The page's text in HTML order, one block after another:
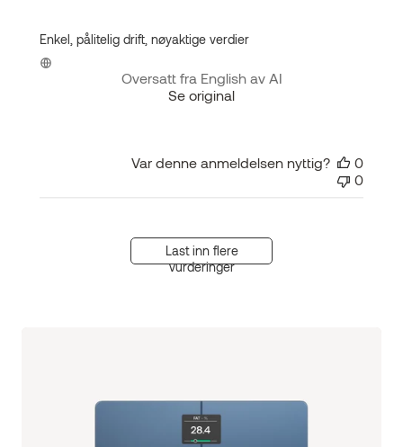
Enkel, pålitelig drift, nøyaktige verdier
Oversatt fra English av AI
Se original
Var denne anmeldelsen nyttig?
0
0
Last inn flere
vurderinger